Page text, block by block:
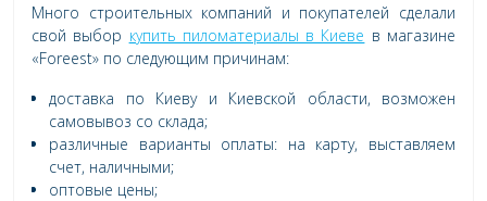
Много строительных компаний и покупателей сделали
свой выбор купить пиломатериалы в Киеве в магазине
«Foreest» по следующим причинам:
доставка по Киеву и Киевской области, возможен
самовывоз со склада;
различные варианты оплаты: на карту, выставляем
счет, наличными;
оптовые цены;